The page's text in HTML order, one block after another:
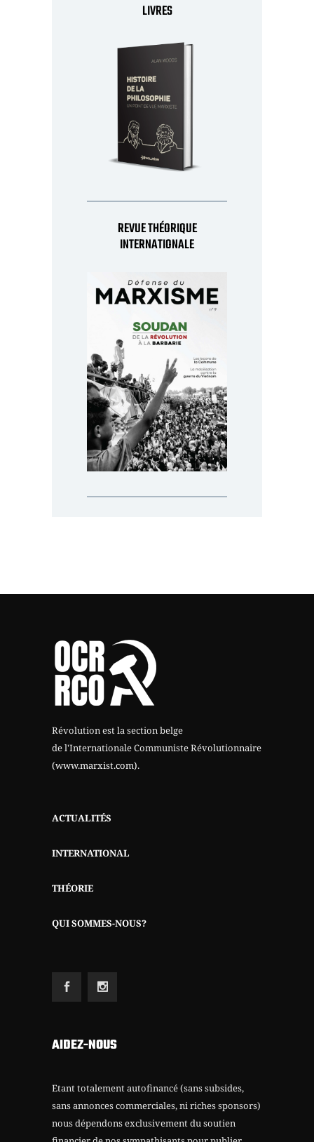
LIVRES
REVUE THÉORIQUE
INTERNATIONALE
Révolution est la section belge
de l'Internationale Communiste Révolutionnaire
(www.marxist.com).
ACTUALITÉS
INTERNATIONAL
THÉORIE
QUI SOMMES-NOUS?
AIDEZ-NOUS
Etant totalement autofinancé (sans subsides,
sans annonces commerciales, ni riches sponsors)
nous dépendons exclusivement du soutien